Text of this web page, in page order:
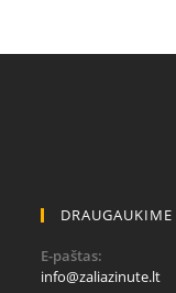
DRAUGAUKIME
E-paštas:
info@zaliazinute.lt